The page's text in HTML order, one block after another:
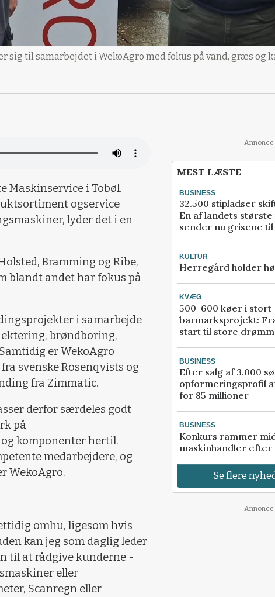
sig til samarbejdet i WekoAgro med fokus på vand, græs og
Maskinservice i Tobøl.
ogservice
lyder det i en
Bramming og Ribe,
blandt andet har fokus på
i samarbejde
brøndboring,
er WekoAgro
svenske Rosenqvists og
fra Zimmatic.
derfor særdeles godt
på
komponenter hertil.
medarbejdere, og
WekoAgro.
omhu, ligesom hvis
kan jeg som daglig leder
til at rådgive kunderne -
eller
Scanregn eller
Annonce
MEST LÆSTE
BUSINESS
32.500 stipladser
En af landets
sender nu grisene
KULTUR
Herregård holder
KVÆG
500-600 køer i stort
barmarksprojekt:
start til store
BUSINESS
Efter salg af 3.000
opformeringsprofil
for 85 millioner
BUSINESS
Konkurs rammer
maskinhandler efter
Se flere
Annonce